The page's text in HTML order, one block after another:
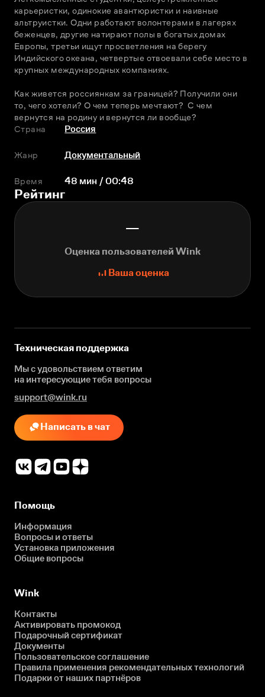
карьеристки, одинокие авантюристки и наивные
альтруистки. Одни работают волонтерами в лагерях
беженцев, другие натирают полы в богатых домах
Европы, третьи ищут просветления на берегу
Индийского океана, четвертые отвоевали себе место в
крупных международных компаниях.
Как живется россиянкам за границей? Получили они
то, чего хотели? О чем теперь мечтают?  С чем
вернутся на родину и вернутся ли вообще?
Страна
Россия
Жанр Документальный
Время 48 мин / 00:48
Рейтинг
—
Оценка пользователей Wink
Ваша оценка
Техническая поддержка
Мы с удовольствием ответим
на интересующиетебя вопросы
support@wink.ru
Написать в чат
Помощь
Информация
Вопросы и ответы
Установка приложения
Общие вопросы
Wink
Контакты
Активировать промокод
Подарочный сертификат
Документы
Пользовательское соглашение
Правила применения рекомендательных технологий
Подарки от наших партнёров